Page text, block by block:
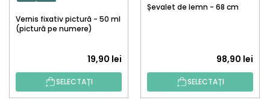
Vernis fixativ pictură - 50 ml
(pictură pe numere)
19,90 lei
SELECTAȚI
Șevalet de lemn - 68 cm
98,90 lei
SELECTAȚI